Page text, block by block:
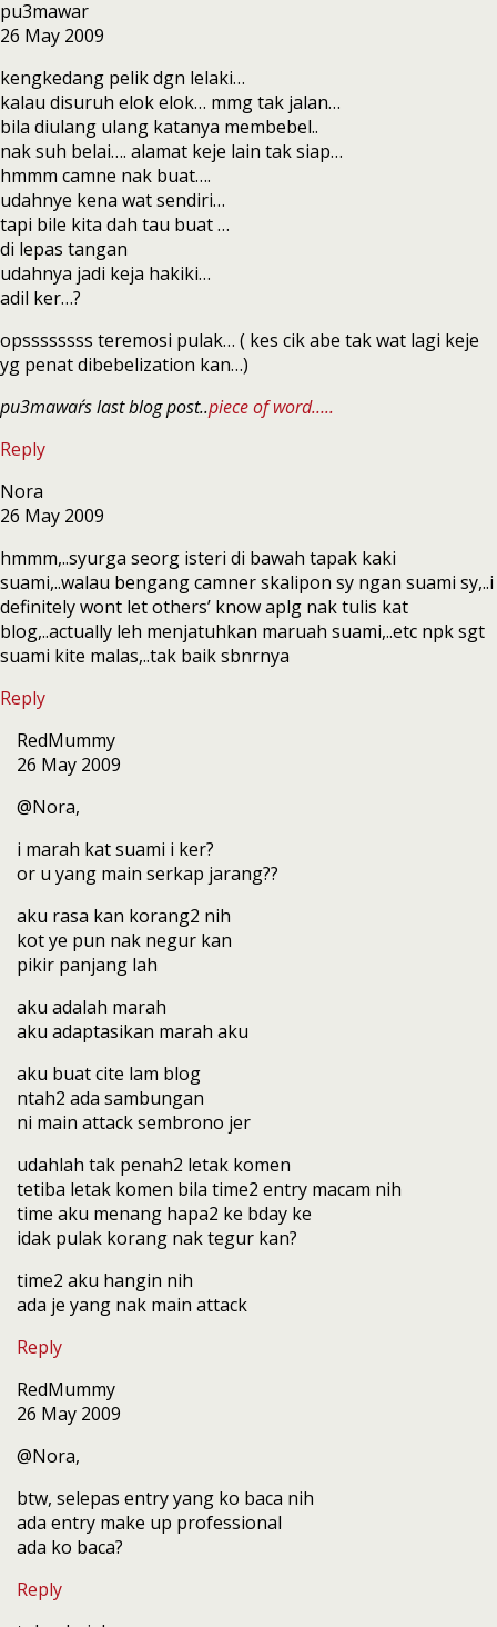
pu3mawar
26 May 2009
kengkedang pelik dgn lelaki…
kalau disuruh elok elok… mmg tak jalan…
bila diulang ulang katanya membebel..
nak suh belai…. alamat keje lain tak siap…
hmmm camne nak buat….
udahnye kena wat sendiri…
tapi bile kita dah tau buat …
di lepas tangan
udahnya jadi keja hakiki…
adil ker…?
opssssssss teremosi pulak… ( kes cik abe tak wat lagi keje
yg penat dibebelization kan…)
pu3mawar´s last blog post..piece of word…..
Reply
Nora
26 May 2009
hmmm,..syurga seorg isteri di bawah tapak kaki
suami,..walau bengang camner skalipon sy ngan suami sy,..i
definitely wont let others’ know aplg nak tulis kat
blog,..actually leh menjatuhkan maruah suami,..etc npk sgt
suami kite malas,..tak baik sbnrnya
Reply
RedMummy
26 May 2009
@Nora,
i marah kat suami i ker?
or u yang main serkap jarang??
aku rasa kan korang2 nih
kot ye pun nak negur kan
pikir panjang lah
aku adalah marah
aku adaptasikan marah aku
aku buat cite lam blog
ntah2 ada sambungan
ni main attack sembrono jer
udahlah tak penah2 letak komen
tetiba letak komen bila time2 entry macam nih
time aku menang hapa2 ke bday ke
idak pulak korang nak tegur kan?
time2 aku hangin nih
ada je yang nak main attack
Reply
RedMummy
26 May 2009
@Nora,
btw, selepas entry yang ko baca nih
ada entry make up professional
ada ko baca?
Reply